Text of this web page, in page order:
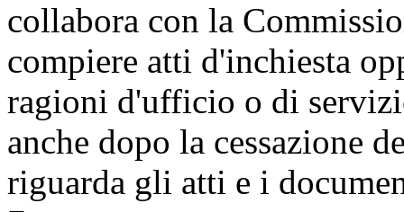
collabora con la
compiere atti d'inchiesta
ragioni d'ufficio o di
anche dopo la cessazione
riguarda gli atti e i